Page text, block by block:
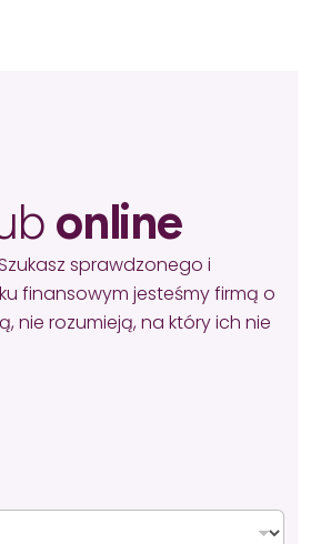
online
sprawdzonego i
finansowym jesteśmy firmą o
nie rozumieją, na który ich nie